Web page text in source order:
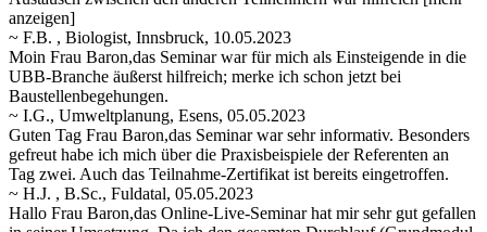
anzeigen]
~ F.B. , Biologist, Innsbruck, 10.05.2023
Moin Frau Baron,das Seminar war für mich als Einsteigende in die
UBB-Branche äußerst hilfreich; merke ich schon jetzt bei
Baustellenbegehungen.
~ I.G., Umweltplanung, Esens, 05.05.2023
Guten Tag Frau Baron,das Seminar war sehr informativ. Besonders
gefreut habe ich mich über die Praxisbeispiele der Referenten an
Tag zwei. Auch das Teilnahme-Zertifikat ist bereits eingetroffen.
~ H.J. , B.Sc., Fuldatal, 05.05.2023
Hallo Frau Baron,das Online-Live-Seminar hat mir sehr gut gefallen